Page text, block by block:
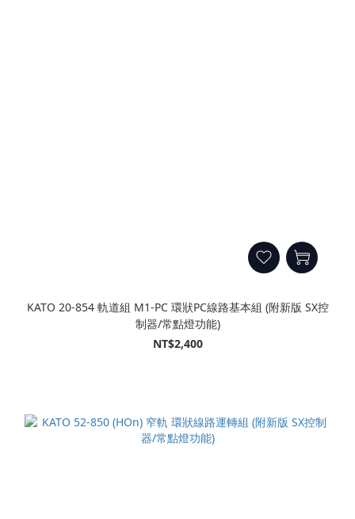
KATO 20-854 軌道組 M1-PC 環狀PC線路基本組 (附新版 SX控
制器/常點燈功能)
NT$2,400